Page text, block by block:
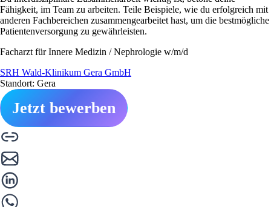
Fähigkeit, im Team zu arbeiten. Teile Beispiele, wie du erfolgreich mit
anderen Fachbereichen zusammengearbeitet hast, um die bestmögliche
Patientenversorgung zu gewährleisten.
Facharzt für Innere Medizin / Nephrologie w/m/d
SRH Wald-Klinikum Gera GmbH
Standort: Gera
Jetzt bewerben